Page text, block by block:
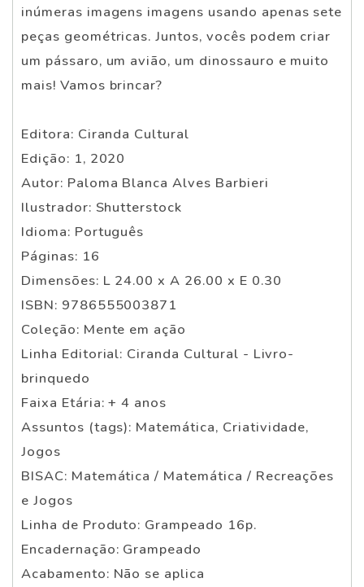
inúmeras imagens imagens usando apenas sete
peças geométricas. Juntos, vocês podem criar
um pássaro, um avião, um dinossauro e muito
mais! Vamos brincar?
Editora: Ciranda Cultural
Edição: 1, 2020
Autor: Paloma Blanca Alves Barbieri
Ilustrador: Shutterstock
Idioma: Português
Páginas: 16
Dimensões: L 24.00 x A 26.00 x E 0.30
ISBN: 9786555003871
Coleção: Mente em ação
Linha Editorial: Ciranda Cultural - Livro-
brinquedo
Faixa Etária: + 4 anos
Assuntos (tags): Matemática, Criatividade,
Jogos
BISAC: Matemática / Matemática / Recreações
e Jogos
Linha de Produto: Grampeado 16p.
Encadernação: Grampeado
Acabamento: Não se aplica